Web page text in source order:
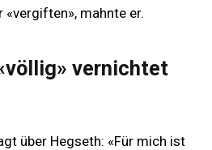
«vergiften», mahnte er.
vernichtet
über Hegseth: «Für mich ist